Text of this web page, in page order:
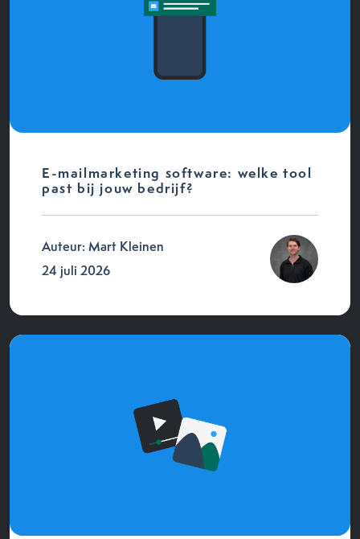
E-mailmarketing software: welke tool
past bij jouw bedrijf?
Auteur: Mart Kleinen
24 juli 2026